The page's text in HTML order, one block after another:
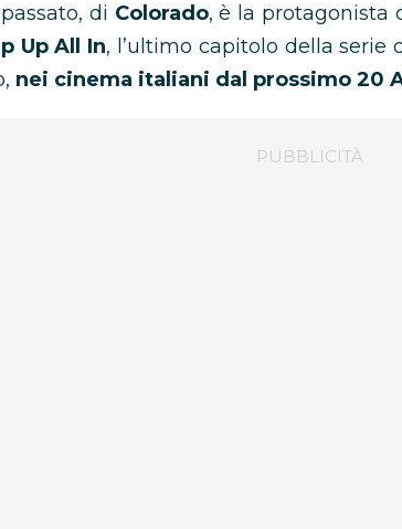
passato, di Colorado, è la protagonista
Up All In, l’ultimo capitolo della serie
nei cinema italiani dal prossimo 20